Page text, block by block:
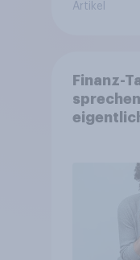
Artikel
Finanz-